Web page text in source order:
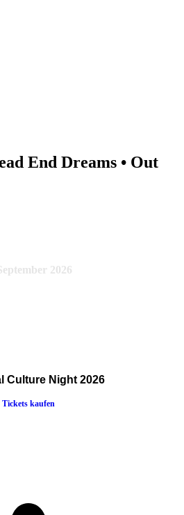
End Dreams • Out
2026
Culture Night 2026
Tickets kaufen